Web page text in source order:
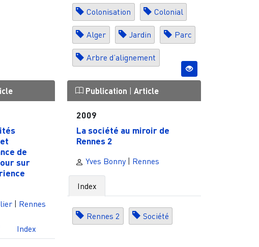
Colonisation Colonial
Alger Jardin Parc
Arbre d’alignement
de
sur
| Rennes
Index
Publication | Article
2009
La société au miroir de
Rennes 2
Yves Bonny| Rennes
Index
Rennes 2 Société